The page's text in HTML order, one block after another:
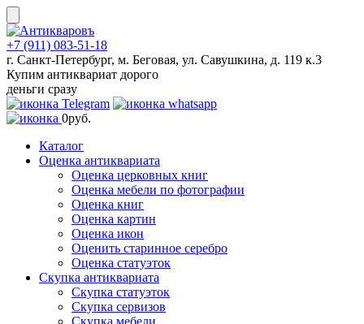
Skip
to
content
+7 (911) 083-51-18
г. Санкт-Петербург, м. Беговая, ул. Савушкина, д. 119 к.3
Купим антиквариат дорого
деньги сразу
0руб.
Каталог
Оценка антиквариата
Оценка церковных книг
Оценка мебели по фотографии
Оценка книг
Оценка картин
Оценка икон
Оценить старинное серебро
Оценка статуэток
Скупка антиквариата
Скупка статуэток
Скупка сервизов
Скупка мебели